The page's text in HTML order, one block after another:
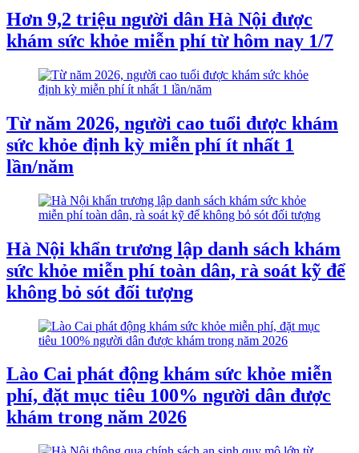
Hơn 9,2 triệu người dân Hà Nội được
khám sức khỏe miễn phí từ hôm nay 1/7
Từ năm 2026, người cao tuổi được khám
sức khỏe định kỳ miễn phí ít nhất 1
lần/năm
Hà Nội khẩn trương lập danh sách khám
sức khỏe miễn phí toàn dân, rà soát kỹ để
không bỏ sót đối tượng
Lào Cai phát động khám sức khỏe miễn
phí, đặt mục tiêu 100% người dân được
khám trong năm 2026